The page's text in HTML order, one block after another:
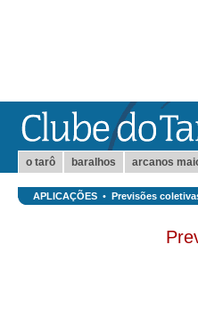
o tarô baralhos arcanos
APLICAÇÕES • Previsões